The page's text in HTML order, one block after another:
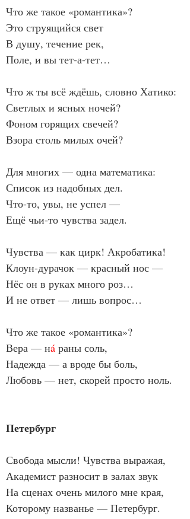
Что же такое «романтика»?
Это струящийся свет
В душу, течение рек,
Поле, и вы тет-а-тет…
Что ж ты всё ждёшь, словно Хатико:
Светлых и ясных ночей?
Фоном горящих свечей?
Взора столь милых очей?
Для многих — одна математика:
Список из надобных дел.
Что-то, увы, не успел —
Ещё чьи-то чувства задел.
Чувства — как цирк! Акробатика!
Клоун-дурачок — красный нос —
Нёс он в руках много роз…
И не ответ — лишь вопрос…
Что же такое «романтика»?
Вера — нá раны соль,
Надежда — а вроде бы боль,
Любовь — нет, скорей просто ноль.
Петербург
Свобода мысли! Чувства выражая,
Академист разносит в залах звук
На сценах очень милого мне края,
Которому названье — Петербург.